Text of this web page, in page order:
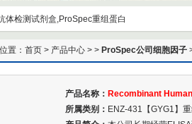
体检测试剂盒,ProSpec重组蛋白
置： 首页 > 产品中心 > > ProSpec公司细胞因子
产品名称： Recombinant
所属类别： ENZ-431【GYG1】